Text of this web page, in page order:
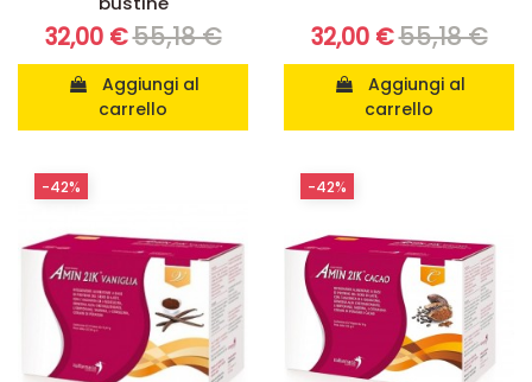
32,00 €55,18 €
carrello
32,00 €55,18 €
carrello
-42% -42%